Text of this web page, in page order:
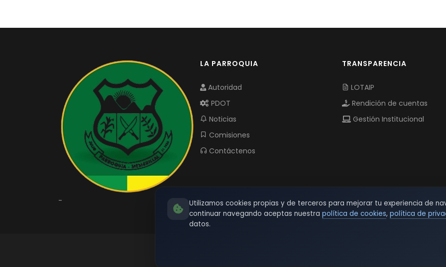
-
LA PARROQUIA
Autoridad
PDOT
Noticias
Comisiones
Contáctenos
TRANSPARENCIA
LOTAIP
Rendición de cuentas
Gestión Institucional
Utilizamos cookies propias y de terceros para mejorar tu experiencia de
continuar navegando aceptas nuestra política de cookies, política de
datos.